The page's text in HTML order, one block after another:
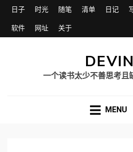
日子 时光 随笔 清单 日记
软件 网址 关于
DEVIN
一个读书太少不善思考且
MENU